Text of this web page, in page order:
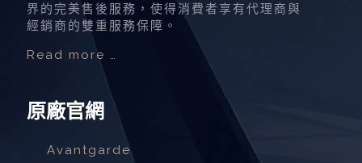
界的完美售後服務，使得消費者享有代理商與
經銷商的雙重服務保障。
Read more …
原廠官網
Avantgarde